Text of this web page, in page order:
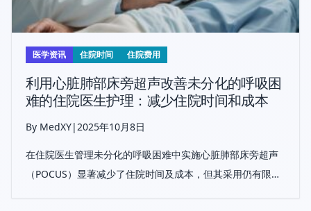
医学资讯 住院时间 住院费用
利用心脏肺部床旁超声改善未分化的呼吸困
难的住院医生护理：减少住院时间和成本
By MedXY|2025年10月8日
在住院医生管理未分化的呼吸困难中实施心脏肺部床旁超声
（POCUS）显著减少了住院时间及成本，但其采用仍有限，